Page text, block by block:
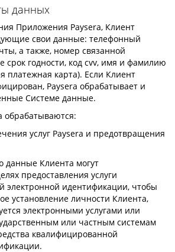
данных
Приложения Paysera, Клиент
свои данные: телефонный
а также, номер связанной
срок годности, код cvv, имя и фамилию
платежная карта). Если Клиент
Paysera обрабатывает и
Системе данные.
обрабатываются:
услуг Paysera и предотвращения
данные Клиента могут
предоставления услуги
электронной идентификации, чтобы
установление личности Клиента,
электронными услугами или
или частным системам
квалифицированной